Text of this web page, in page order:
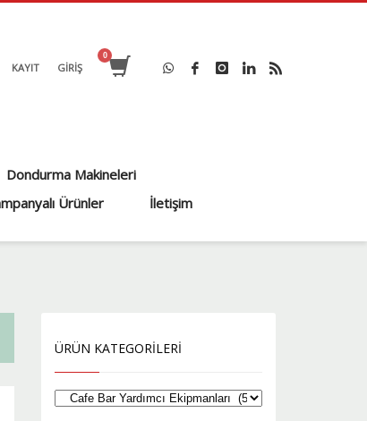
KAYIT GİRİŞ
Dondurma Makineleri
Ürünler İletişim
ÜRÜN KATEGORILERI